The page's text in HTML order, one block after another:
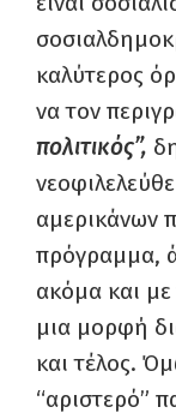
καλύτερος
να τον
πολιτικός”,
αμερικάνων
πρόγραμμα,
ακόμα και με
μια μορφή
και τέλος.
“αριστερό”